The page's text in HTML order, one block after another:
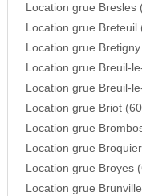
Location grue Bresles
Location grue Breteuil
Location grue
Location grue Breuil-
Location grue Breuil-
Location grue Briot
Location grue
Location grue
Location grue Broyes
Location grue